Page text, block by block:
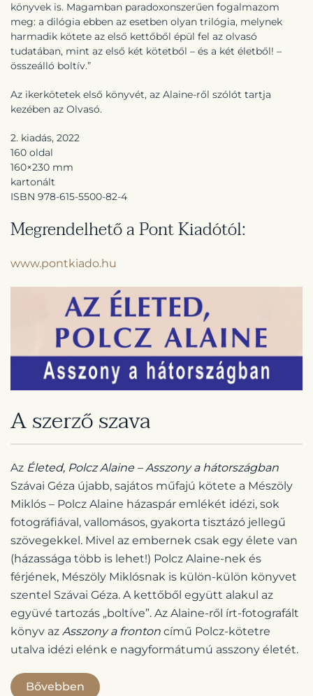
könyvek is. Magamban paradoxonszerűen fogalmazom
meg: a dilógia ebben az esetben olyan trilógia, melynek
harmadik kötete az első kettőből épül fel az olvasó
tudatában, mint az első két kötetből – és a két életből! –
összeálló boltív.”
Az ikerkötetek első könyvét, az Alaine-ről szólót tartja
kezében az Olvasó.
2. kiadás, 2022
160 oldal
160×230 mm
kartonált
ISBN 978-615-5500-82-4
Megrendelhető a Pont Kiadótól:
www.pontkiado.hu
A szerző szava
Az Életed, Polcz Alaine – Asszony a hátországban
Szávai Géza újabb, sajátos műfajú kötete a Mészöly
Miklós – Polcz Alaine házaspár emlékét idézi, sok
fotográfiával, vallomásos, gyakorta tisztázó jellegű
szövegekkel. Mivel az embernek csak egy élete van
(házassága több is lehet!) Polcz Alaine-nek és
férjének, Mészöly Miklósnak is külön-külön könyvet
szentel Szávai Géza. A kettőből együtt alakul az
együvé tartozás „boltíve”. Az Alaine-ről írt-fotografált
könyv az Asszony a fronton című Polcz-kötetre
utalva idézi elénk e nagyformátumú asszony életét.
Bővebben